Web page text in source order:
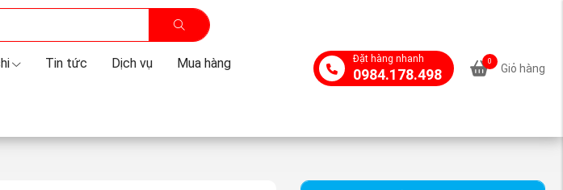
Tin tức Dịch vụ Mua hàng Đặt hàng nhanh
0984.178.498
0
Giỏ hàng